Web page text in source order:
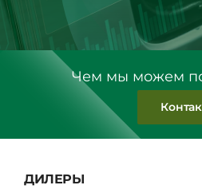
Чем мы можем
ДИЛЕРЫ